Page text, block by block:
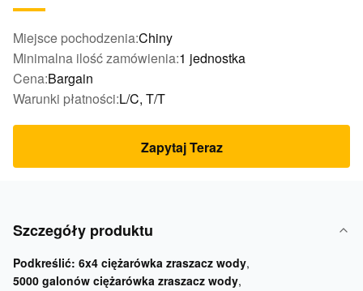
Miejsce pochodzenia:Chiny
Minimalna ilość zamówienia:1 jednostka
Cena:Bargain
Warunki płatności:L/C, T/T
Zapytaj Teraz
Szczegóły produktu
Podkreślić: 6x4 ciężarówka zraszacz wody,
5000 galonów ciężarówka zraszacz wody,